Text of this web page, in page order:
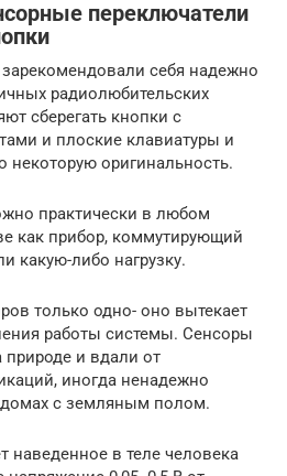
переключатели
себя надежно
радиолюбительских
сберегать кнопки с
и плоские клавиатуры и
некоторую оригинальность.
практически в любом
как прибор, коммутирующий
какую-либо нагрузку.
только одно- оно вытекает
работы системы. Сенсоры
природе и вдали от
иногда ненадежно
домах с земляным полом.
наведенное в теле человека